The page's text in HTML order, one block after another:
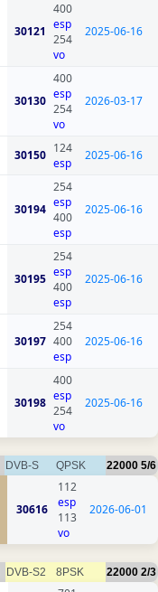
30121
400
esp
254
vo
2025-06-16
30130
400
esp
254
vo
2026-03-17
30150 124
esp
2025-06-16
30194
254
esp
400
esp
2025-06-16
30195
254
esp
400
esp
2025-06-16
30197
254
400
esp
2025-06-16
30198
400
esp
254
vo
2025-06-16
DVB-S QPSK 22000 5/6
30616
112
esp
113
vo
2026-06-01
DVB-S2 8PSK 22000 2/3